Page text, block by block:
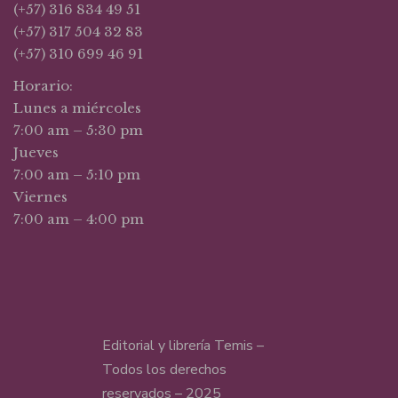
(+57) 316 834 49 51
(+57) 317 504 32 83
(+57) 310 699 46 91
Horario:
Lunes a miércoles
7:00 am – 5:30 pm
Jueves
7:00 am – 5:10 pm
Viernes
7:00 am – 4:00 pm
Editorial y librería Temis –
Todos los derechos
reservados – 2025